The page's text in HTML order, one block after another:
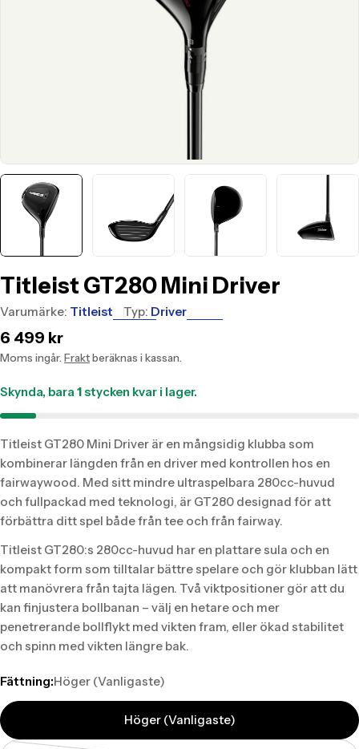
Titleist GT280 Mini Driver
Varumärke: Titleist Typ: Driver
Translation
missing:
6 499 kr
Moms ingår. Fraktberäknas i kassan.
Skynda, bara 1stycken kvar i lager.
Titleist GT280 Mini Driver är en mångsidig klubba som
kombinerar längden från en driver med kontrollen hos en
fairwaywood. Med sitt mindre ultraspelbara 280cc-huvud
och fullpackad med teknologi, är GT280 designad för att
förbättra ditt spel både från tee och från fairway.
Titleist GT280:s 280cc-huvud har en plattare sula och en
kompakt form som tilltalar bättre spelare och gör klubban lätt
att manövrera från tajta lägen. Två viktpositioner gör att du
kan finjustera bollbanan – välj en hetare och mer
penetrerande bollflykt med vikten fram, eller ökad stabilitet
och spinn med vikten längre bak.
Fättning:Höger (Vanligaste)
Höger (Vanligaste)